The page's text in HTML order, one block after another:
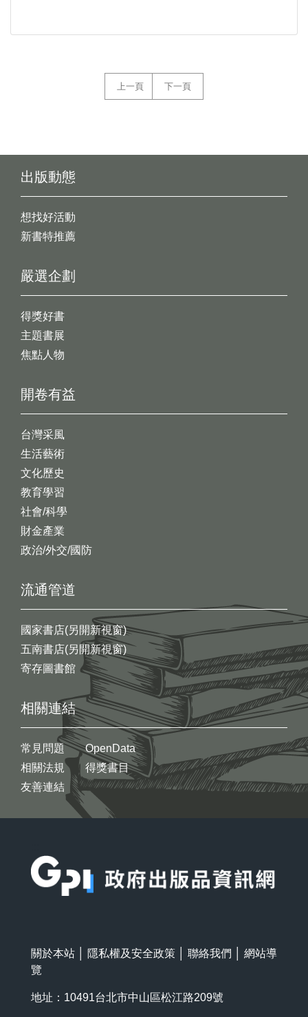
上一頁 下一頁
出版動態
想找好活動
新書特推薦
開卷有益
台灣采風
生活藝術
文化歷史
教育學習
社會/科學
財金產業
政治/外交/國防
嚴選企劃
得獎好書
主題書展
焦點人物
流通管道
國家書店(另開新視窗)
五南書店(另開新視窗)
寄存圖書館
相關連結
常見問題
相關法規
友善連結
OpenData
得獎書目
關於本站 隱私權及安全政策 聯絡我們
網站導
覽
地址：10491台北市中山區松江路209號